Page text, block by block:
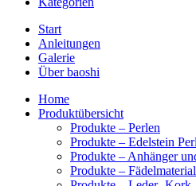
Start
Anleitungen
Galerie
Über baoshi
Home
Produktübersicht
Produkte – Perlen
Produkte – Edelstein
Produkte – Anhänger
Produkte –